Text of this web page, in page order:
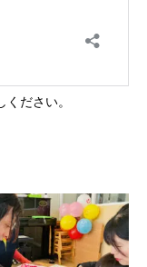
ださい。